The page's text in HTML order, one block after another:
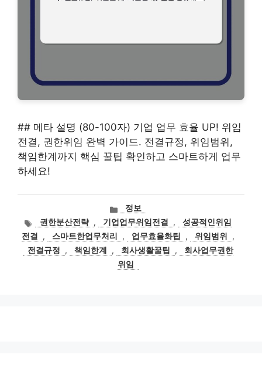
## 메타 설명 (80-100자) 기업 업무 효율 UP! 위임
전결, 권한위임 완벽 가이드. 전결규정, 위임범위,
책임한계까지 핵심 꿀팁 확인하고 스마트하게 업무
하세요!
카
테
고
리
정보
태
그
권한분산전략 , 기업업무위임전결 ,
성공적인위임
전결
, 스마트한업무처리 , 업무효율화팁 , 위임범위
,
전결규정
, 책임한계 , 회사생활꿀팁 ,
회사업무권한
위임